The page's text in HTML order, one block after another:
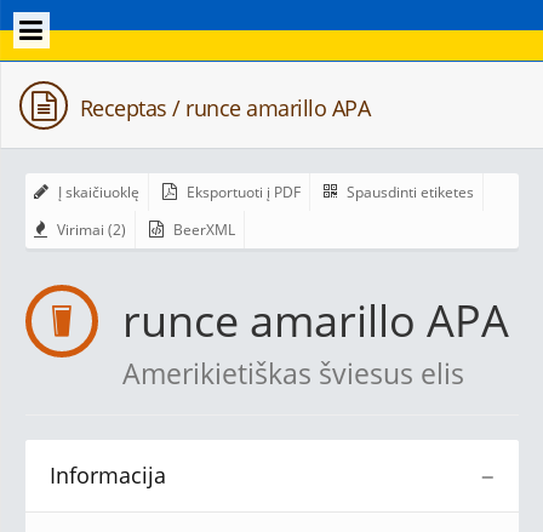
Receptas / runce amarillo APA
Į skaičiuoklę Eksportuoti į PDF
Spausdinti etiketes
Virimai (2)
BeerXML
runce amarillo APA
Amerikietiškas šviesus elis
−
Informacija